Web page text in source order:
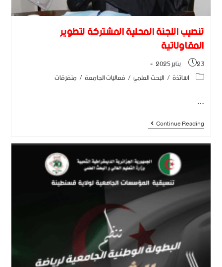
تنصيب اللجنة المحلية المشتركة لتطوير
المقاولاتية
23 يناير 2025
اساتذة/ البحث العلمي/ فعاليات الجامعة/ متفرقات
…
Continue Reading